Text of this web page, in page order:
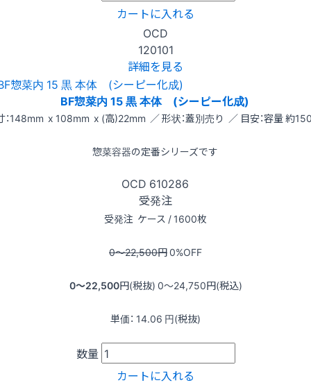
カートに入れる
OCD
120101
詳細を見る
BF惣菜内 15 黒 本体 (シーピー化成)
：148mm x 108mm x (高)22mm ／ 形状：蓋別売り ／ 目安：容量 約
惣菜容器の定番シリーズです
OCD 610286
受発注
受発注 ケース / 1600枚
0〜22,500円0%OFF
0〜22,500円(税抜) 0〜24,750円(税込)
単価： 14.06 円(税抜)
数量
カートに入れる